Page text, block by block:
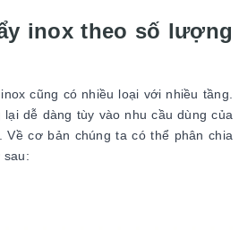
inox theo số lượng
cũng có nhiều loại với nhiều tầng.
lại dễ dàng tùy vào nhu cầu dùng của
Về cơ bản chúng ta có thể phân chia
sau: